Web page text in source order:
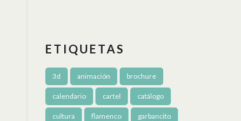
ETIQUETAS
3d animación brochure
calendario cartel catálogo
cultura flamenco garbancito